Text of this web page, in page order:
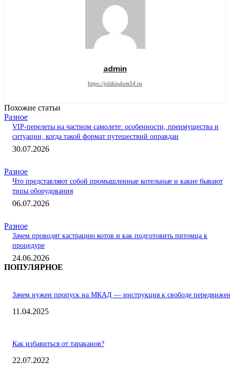
admin
https://plitkindom54.ru
Похожие статьи
Разное
VIP-перелеты на частном самолете: особенности, преимущества и
ситуации, когда такой формат путешествий оправдан
30.07.2026
Разное
Что представляют собой промышленные котельные и какие бывают
типы оборудования
06.07.2026
Разное
Зачем проводят кастрацию котов и как подготовить питомца к
процедуре
24.06.2026
ПОПУЛЯРНОЕ
Зачем нужен пропуск на МКАД — инструкция к свободе
11.04.2025
Как избавиться от тараканов?
22.07.2022